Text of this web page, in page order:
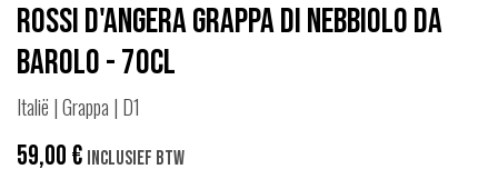
Rossi d'Angera Grappa di Nebbiolo da
Barolo - 70cl
Italië | Grappa | D1
59,00€ Inclusief btw